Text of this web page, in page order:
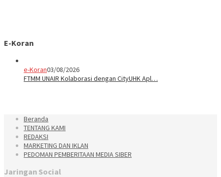
E-Koran
e-Koran03/08/2026
FTMM UNAIR Kolaborasi dengan CityUHK Apl…
Beranda
TENTANG KAMI
REDAKSI
MARKETING DAN IKLAN
PEDOMAN PEMBERITAAN MEDIA SIBER
Jaringan Social